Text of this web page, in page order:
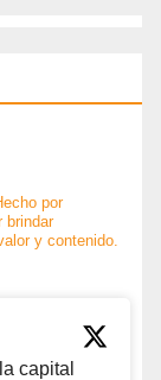
por
brindar
y contenido.
capital